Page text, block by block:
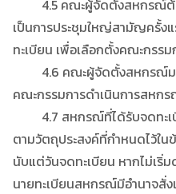
4.5 คณะผู้จัดตั้งสหกรณ์ต้
เป็นการประชุมใหญ่สามัญครั้ง
ทะเบียน เพื่อเลือกตั้งคณะกรร
4.6 คณะผู้จัดตั้งสหกรณ์มอ
คณะกรรมการดำเนินการสหก
4.7 สหกรณ์ที่ได้รับจดทะเบี
ตามวัตถุประสงค์ที่กำหนดไว้ใ
นับแต่วันจดทะเบียน หากไม่เริ่ม
นายทะเบียนสหกรณ์มีอำนาจสั่